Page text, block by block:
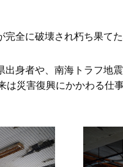
全に破壊され朽ち果て
身者や、南海トラフ地
災害復興にかかわる